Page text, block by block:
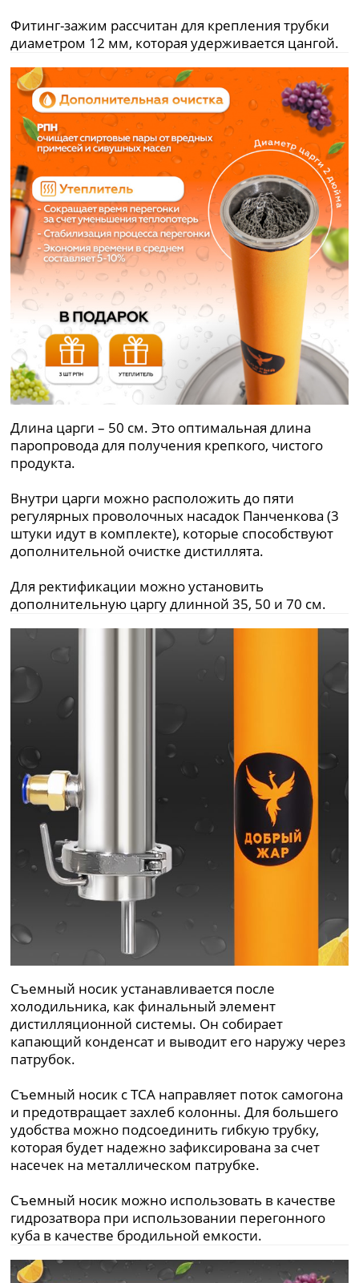
Фитинг-зажим рассчитан для крепления трубки
диаметром 12 мм, которая удерживается цангой.
Длина царги – 50 см. Это оптимальная длина
паропровода для получения крепкого, чистого
продукта.
Внутри царги можно расположить до пяти
регулярных проволочных насадок Панченкова (3
штуки идут в комплекте), которые способствуют
дополнительной очистке дистиллята.
Для ректификации можно установить
дополнительную царгу длинной 35, 50 и 70 см.
Съемный носик устанавливается после
холодильника, как финальный элемент
дистилляционной системы. Он собирает
капающий конденсат и выводит его наружу через
патрубок.
Съемный носик с ТСА направляет поток самогона
и предотвращает захлеб колонны. Для большего
удобства можно подсоединить гибкую трубку,
которая будет надежно зафиксирована за счет
насечек на металлическом патрубке.
Съемный носик можно использовать в качестве
гидрозатвора при использовании перегонного
куба в качестве бродильной емкости.